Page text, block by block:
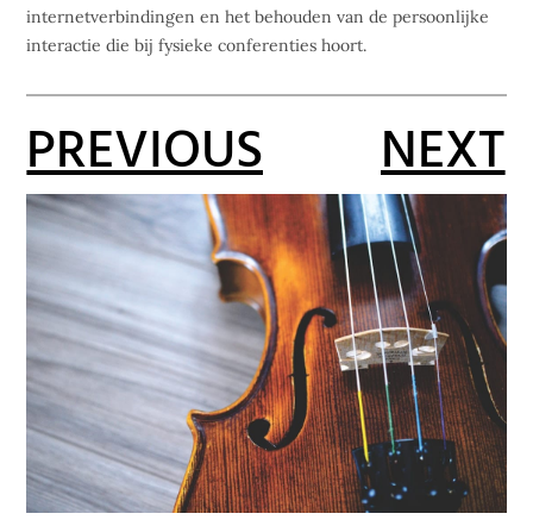
internetverbindingen en het behouden van de persoonlijke
interactie die bij fysieke conferenties hoort.
PREVIOUS NEXT